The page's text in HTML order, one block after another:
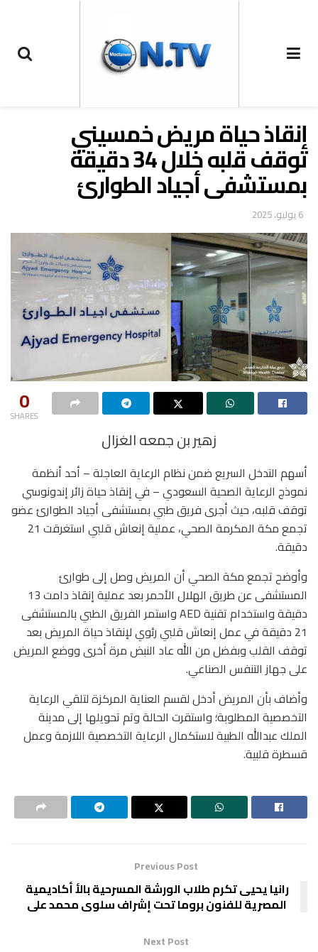
إنقاذ حياة مريض خمسيني
توقف قلبه خلال 34 دقيقة
بمستشفى أجياد الطوارئ
6 يوليو، 2025
0
SHARES
زهير بن جمعه الغزال
أسهم التدخل السريع ضمن نظام الرعاية العاجلة – أحد أنظمة
نموذج الرعاية الصحية السعودي – في إنقاذ حياة زائر إندونوسي
توقف قلبه، حيث أجرى فريق طبي بمستشفى أجياد الطوارئ عضو
تجمع مكة المكرمة الصحي، عملية إنعاش قلبي استغرقت 21
دقيقة.
وأوضح تجمع مكة الصحي أن المريض وصل إلى طوارئ
المستشفى عن طريق الهلال الأحمر بعد عملية إنقاذ دامت 13
دقيقة واستخدام تقنية AED واستمر الفريق الطبي بالمستشفى
21 دقيقة في عمل إنعاش قلبي رئوي لإنقاذ حياة المريض بعد
توقف القلب وبفضل من الله عاد النبض مرة أخرى ووضع المريض
على جهاز التنفس الصناعي.
وأضاف بأن المريض أدخل لقسم العناية المركزة لتلقي الرعاية
التخصصية المطلوبة؛ واستقرت الحالة وتم تحويلها إلى مدينة
الملك عبدالله الطبية لاستكمال الرعاية التخصصية اللازمة وعمل
قسطرة قلبية.
Previous Post
‏رانيا يحيى تكرم طلاب الورشة المسرحية بالأ أكاديمية
المصرية للفنون بروما تحت إشراف سلوى محمد على
Next Post